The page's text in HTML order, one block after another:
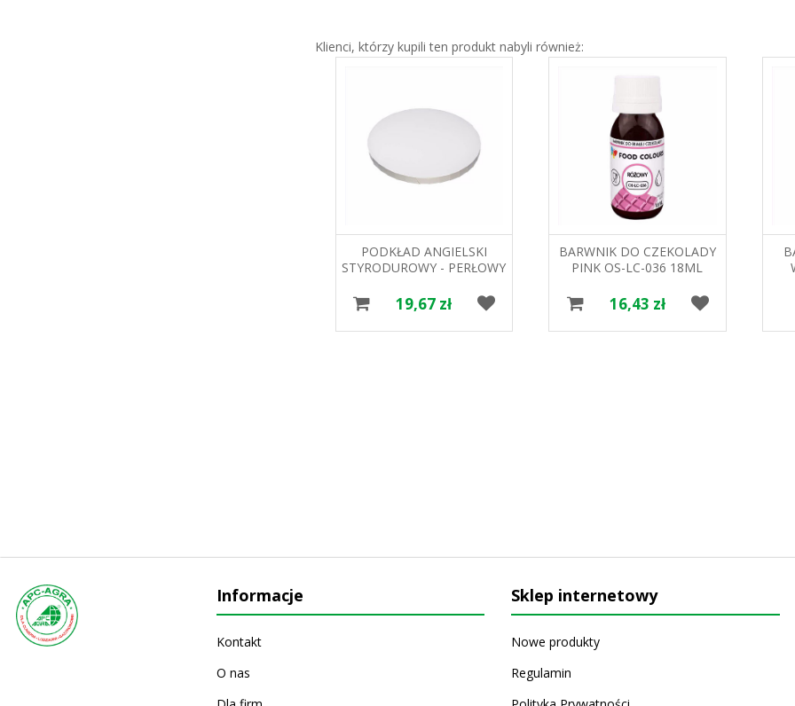
Klienci, którzy kupili ten produkt nabyli również:
PODKŁAD ANGIELSKI
STYRODUROWY - PERŁOWY
19,67 zł
BARWNIK DO CZEKOLADY
PINK OS-LC-036 18ML
16,43 zł
Informacje
Kontakt
O nas
Sklep internetowy
Nowe produkty
Regulamin